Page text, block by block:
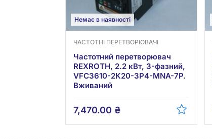
Немає в наявності
ЧАСТОТНІ ПЕРЕТВОРЮВАЧІ
Частотний перетворювач
REXROTH, 2.2 кВт, 3-фазний,
VFC3610-2K20-3P4-MNA-7P.
Вживаний
7,470.00 ₴